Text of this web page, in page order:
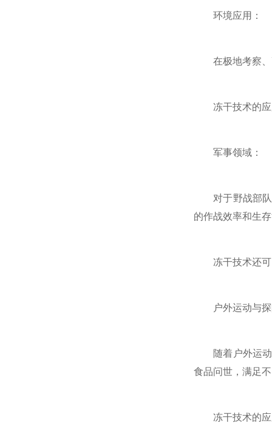
环境应用：
在极地考察、高
冻干技术的应
军事领域：
对于野战部队
的作战效率和生
冻干技术还可
户外运动与探
随着户外运动
食品问世，满足
冻干技术的应用